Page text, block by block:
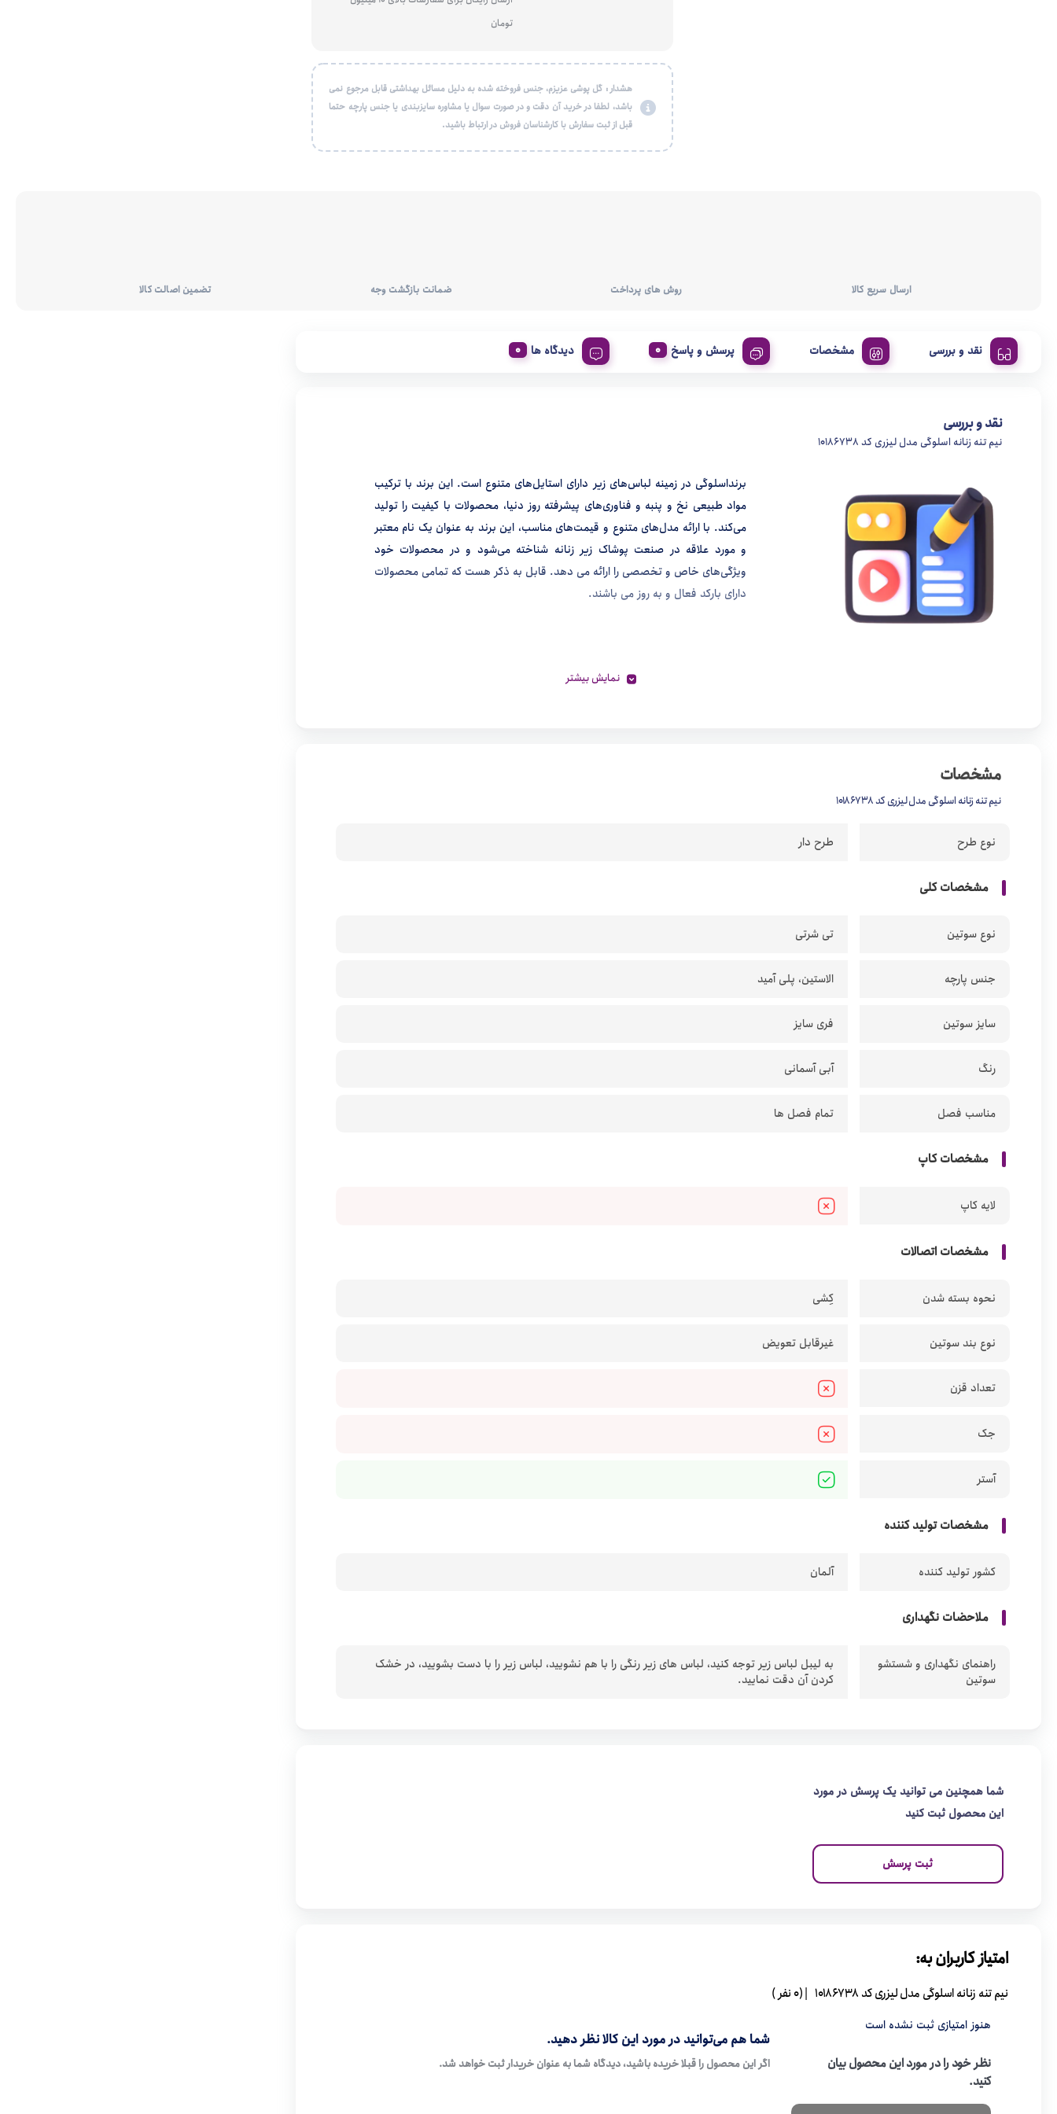
تومان
هشدار : گل پوشی عزیزم، جنس فروخته شده به دلیل مسائل بهداشتی قابل مرجوع نمی
باشد، لطفا در خرید آن دقت و در صورت سوال یا مشاوره سایزبندی یا جنس پارچه حتما
قبل از ثبت سفارش با کارشناسان فروش در ارتباط باشید.
ارسال سریع کالا روش های پرداخت ضمانت بازگشت وجه تضمین اصالت کالا
نقد و بررسی مشخصات پرسش و پاسخ دیدگاه ها
نقد و بررسی
نیم تنه زنانه اسلوگی مدل لیزری کد 10186738
برنداسلوگی در زمینه لباس‌های زیر دارای استایل‌های متنوع است. این برند با ترکیب
مواد طبیعی نخ و پنبه و فناوری‌های پیشرفته روز دنیا، محصولات با کیفیت را تولید
می‌کند. با ارائه مدل‌های متنوع و قیمت‌های مناسب، این برند به عنوان یک نام معتبر
و مورد علاقه در صنعت پوشاک زیر زنانه شناخته می‌شود و در محصولات خود
ویژگی‌های خاص و تخصصی را ارائه می دهد. قابل به ذکر هست که تمامی محصولات
دارای بارکد فعال و به روز می باشند.
نمایش بیشتر
مشخصات
نیم تنه زنانه اسلوگی مدل لیزری کد 10186738
نوع طرح طرح دار
مشخصات کلی
نوع سوتین تی شرتی
جنس پارچه الاستین، پلی آمید
سایز سوتین فری سایز
رنگ آبی آسمانی
مناسب فصل تمام فصل ها
مشخصات کاپ
لایه کاپ
مشخصات اتصالات
نحوه بسته شدن کِشی
نوع بند سوتین غیرقابل تعویض
تعداد قزن
جک
آستر
مشخصات تولید کننده
کشور تولید کننده آلمان
ملاحضات نگهداری
راهنمای نگهداری و شستشو
سوتین
به لیبل لباس زیر توجه کنید، لباس های زیر رنگی را با هم نشویید، لباس زیر را با دست بشویید، در خشک
کردن آن دقت نمایید.
شما همچنین می توانید یک پرسش در مورد
این محصول ثبت کنید
ثبت پرسش
امتیاز کاربران به:
نیم تنه زنانه اسلوگی مدل لیزری کد 10186738 | (0 نفر )
هنوز امتیازی ثبت نشده است
نظر خود را در مورد این محصول بیان
کنید.
شما هم می‌توانید در مورد این کالا نظر دهید.
اگر این محصول را قبلا خریده باشید، دیدگاه شما به عنوان خریدار ثبت خواهد شد.